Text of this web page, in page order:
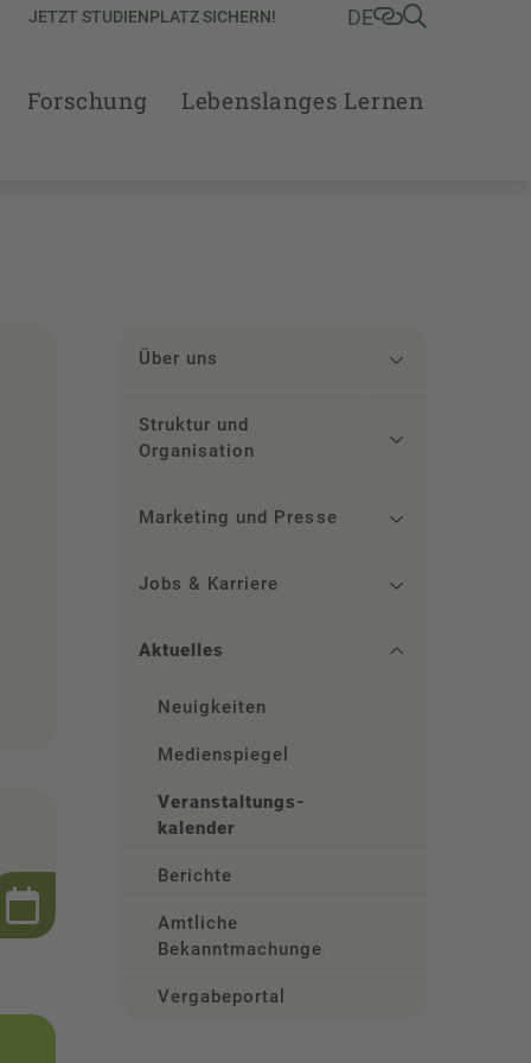
JETZT STUDIENPLATZ SICHERN! DE
Forschung Lebenslanges Lernen
Über uns
Struktur und
Organisation
Marketing und Presse
Jobs & Karriere
Aktuelles
Neuigkeiten
Medienspiegel
Veranstaltungs­
kalender
Berichte
Amtliche
Bekanntmachungen
Vergabeportal